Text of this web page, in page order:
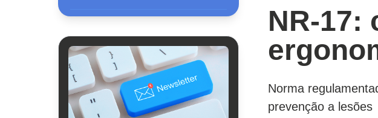
O que a NR-17 exige?
Saiba mais!
Fique atento!
Fique atento!
NR-17:
Norma
prevenção a lesões